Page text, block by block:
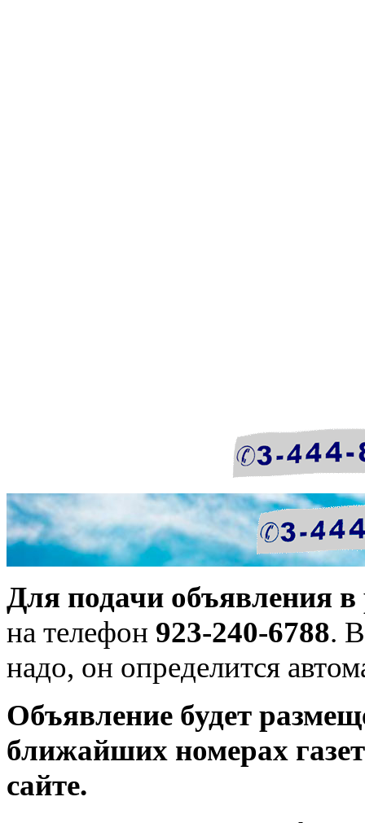
Для подачи объявления в
на телефон 923-240-6788.
надо, он определится
Объявление будет
ближайших номерах
сайте.